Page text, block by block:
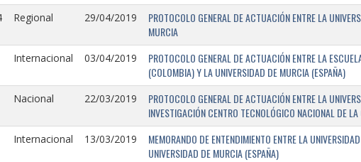
Regional 29/04/2019
PROTOCOLO GENERAL DE ACTUACIÓN ENTRE LA
MURCIA
Internacional 03/04/2019
PROTOCOLO GENERAL DE ACTUACIÓN ENTRE LA
(COLOMBIA) Y LA UNIVERSIDAD DE MURCIA (ESPAÑA)
Nacional 22/03/2019
PROTOCOLO GENERAL DE ACTUACIÓN ENTRE LA
INVESTIGACIÓN CENTRO TECNOLÓGICO NACIONAL DE LA
Internacional 13/03/2019
MEMORANDO DE ENTENDIMIENTO ENTRE LA
UNIVERSIDAD DE MURCIA (ESPAÑA)